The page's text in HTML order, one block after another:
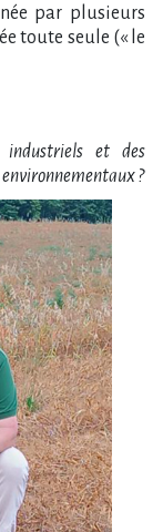
par plusieurs
toute seule (« le
industriels et des
?